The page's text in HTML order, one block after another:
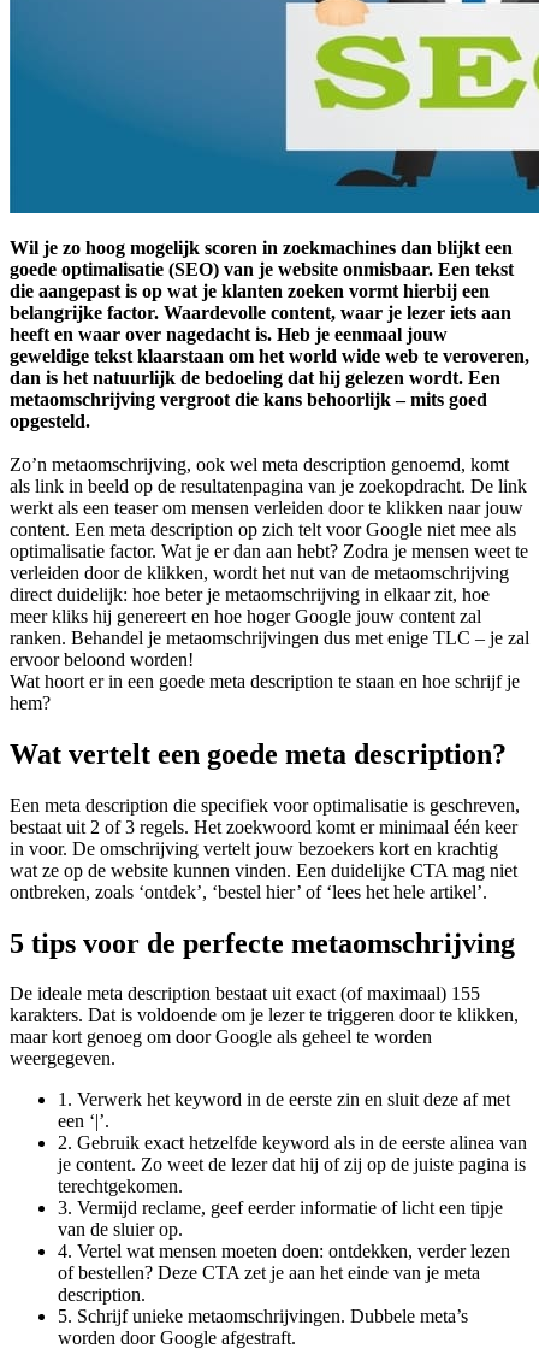
Wil je zo hoog mogelijk scoren in zoekmachines dan blijkt een
goede optimalisatie (SEO) van je website onmisbaar. Een tekst
die aangepast is op wat je klanten zoeken vormt hierbij een
belangrijke factor. Waardevolle content, waar je lezer iets aan
heeft en waar over nagedacht is. Heb je eenmaal jouw
geweldige tekst klaarstaan om het world wide web te veroveren,
dan is het natuurlijk de bedoeling dat hij gelezen wordt. Een
metaomschrijving vergroot die kans behoorlijk – mits goed
opgesteld.
Zo’n metaomschrijving, ook wel meta description genoemd, komt
als link in beeld op de resultatenpagina van je zoekopdracht. De link
werkt als een teaser om mensen verleiden door te klikken naar jouw
content. Een meta description op zich telt voor Google niet mee als
optimalisatie factor. Wat je er dan aan hebt? Zodra je mensen weet te
verleiden door de klikken, wordt het nut van de metaomschrijving
direct duidelijk: hoe beter je metaomschrijving in elkaar zit, hoe
meer kliks hij genereert en hoe hoger Google jouw content zal
ranken. Behandel je metaomschrijvingen dus met enige TLC – je zal
ervoor beloond worden!
Wat hoort er in een goede meta description te staan en hoe schrijf je
hem?
Wat vertelt een goede meta description?
Een meta description die specifiek voor optimalisatie is geschreven,
bestaat uit 2 of 3 regels. Het zoekwoord komt er minimaal één keer
in voor. De omschrijving vertelt jouw bezoekers kort en krachtig
wat ze op de website kunnen vinden. Een duidelijke CTA mag niet
ontbreken, zoals ‘ontdek’, ‘bestel hier’ of ‘lees het hele artikel’.
5 tips voor de perfecte metaomschrijving
De ideale meta description bestaat uit exact (of maximaal) 155
karakters. Dat is voldoende om je lezer te triggeren door te klikken,
maar kort genoeg om door Google als geheel te worden
weergegeven.
1. Verwerk het keyword in de eerste zin en sluit deze af met
een ‘|’.
2. Gebruik exact hetzelfde keyword als in de eerste alinea van
je content. Zo weet de lezer dat hij of zij op de juiste pagina is
terechtgekomen.
3. Vermijd reclame, geef eerder informatie of licht een tipje
van de sluier op.
4. Vertel wat mensen moeten doen: ontdekken, verder lezen
of bestellen? Deze CTA zet je aan het einde van je meta
description.
5. Schrijf unieke metaomschrijvingen. Dubbele meta’s
worden door Google afgestraft.